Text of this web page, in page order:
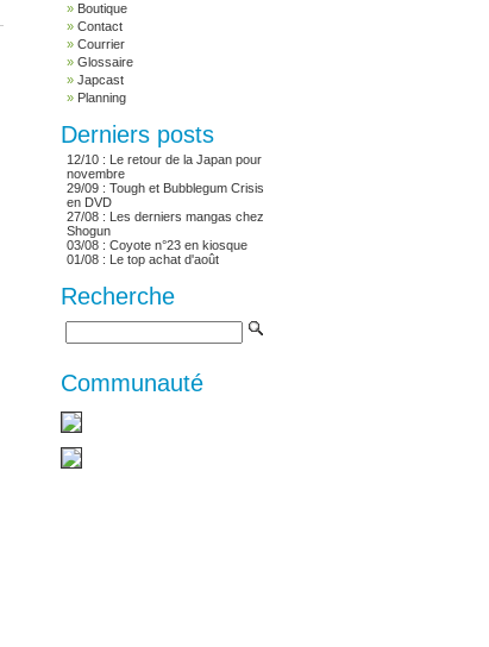
Boutique
Contact
Courrier
Glossaire
Japcast
Planning
Derniers posts
12/10 : Le retour de la Japan pour
novembre
29/09 : Tough et Bubblegum Crisis
en DVD
27/08 : Les derniers mangas chez
Shogun
03/08 : Coyote n°23 en kiosque
01/08 : Le top achat d'août
Recherche
Communauté